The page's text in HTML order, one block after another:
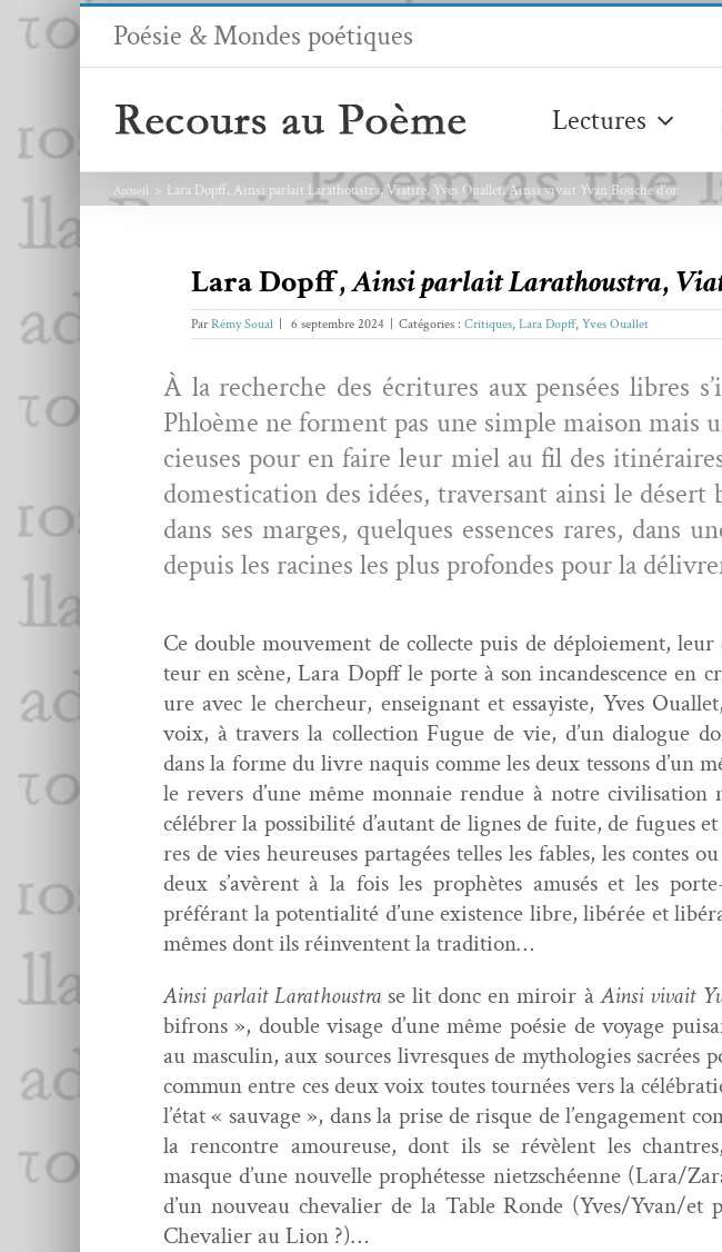
Passer
Poésie & Mondes poétiques
Lectures
Accueil Lara Dopff, Ainsi parlait Larathoustra, Viatire, Yves Ouallet, Ainsi vivait Yvan Bouche d’or
Lara Dopff,Ainsi parlait Larathoustra,
ParRémy Soual 6 septembre 2024 Catégories : Critiques, Lara Dopff, Yves Ouallet
À la recherche des écri­t­ures aux pen­sées libres
Phloème ne for­ment pas une sim­ple mai­son mais
cieuses pour en faire leur miel au fil des
domes­ti­ca­tion des idées, tra­ver­sant ain­si le
dans ses marges, quelques essences rares,
depuis les racines les plus pro­fondes pour la
Ce dou­ble mou­ve­ment de col­lecte puis de déploiement,
teur en scène, Lara Dopff le porte à son incan­des­cence en
ure avec le chercheur, enseignant et essay­iste, Yves
voix, à tra­vers la col­lec­tion Fugue de vie, d’un dia­logue
dans la forme du livre naquis comme les deux tes­sons d’un
le revers d’une même mon­naie ren­due à notre
célébr­er la pos­si­bil­ité d’autant de lignes de fuite, de fugues
res de vies heureuses partagées telles les fables, les con­tes
deux s’avèrent à la fois les prophètes amusés et les
préférant la poten­tial­ité d’une exis­tence libre, libérée et
mêmes dont ils réin­ven­tent la tradition…
Ain­si par­lait Larathous­tra se lit donc en miroir àAin­si vivait
bifrons », dou­ble vis­age d’une même poésie de voy­age
au mas­culin, aux sources livresques de mytholo­gies sacrées
com­mun entre ces deux voix toutes tournées vers la
l’état « sauvage », dans la prise de risque de l’engagement
la ren­con­tre amoureuse, dont ils se révè­lent les
masque d’une nou­velle prophétesse niet­zschéenne (Lara/
d’un nou­veau cheva­lier de la Table Ronde (Yves/Yvan/et
Cheva­lier au Lion ?)…